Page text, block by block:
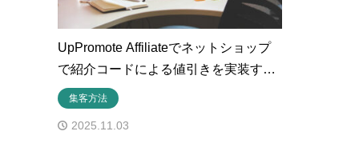
UpPromote Affiliateでネットショップ
で紹介コードによる値引きを実装す…
集客方法
2025.11.03